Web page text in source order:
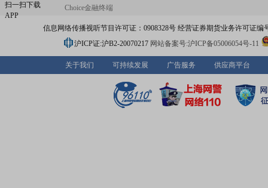
扫一扫下载
APP
Choice金融终端
信息网络传播视听节目许可证：0908328号 经营证券期货业务许可证编
沪ICP证:沪B2-20070217 网站备案号:沪ICP备05006054号-11
关于我们 可持续发展 广告服务 供应商平台